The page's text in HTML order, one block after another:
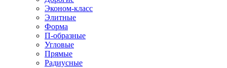
Эконом-класс
Элитные
Форма
П-образные
Угловые
Прямые
Радиусные